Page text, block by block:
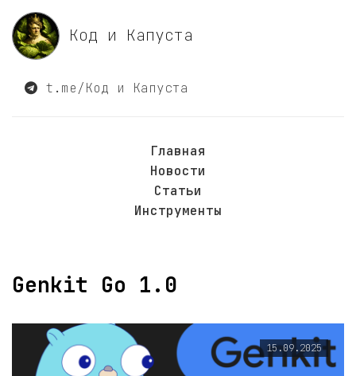
Код и Капуста
t.me/Код и Капуста
Главная
Новости
Статьи
Инструменты
Genkit Go 1.0
15.09.2025